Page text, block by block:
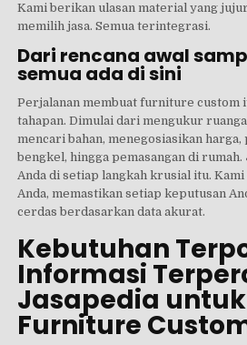
Kami berikan ulasan material yang
memilih jasa. Semua terintegrasi.
Dari rencana awal
semua ada di sini
Perjalanan membuat furniture custom
tahapan. Dimulai dari mengukur
mencari bahan, menegosiasikan
bengkel, hingga pemasangan di rumah.
Anda di setiap langkah krusial itu.
Anda, memastikan setiap keputusan
cerdas berdasarkan data akurat.
Kebutuhan
Informasi
Jasapedia
Furniture